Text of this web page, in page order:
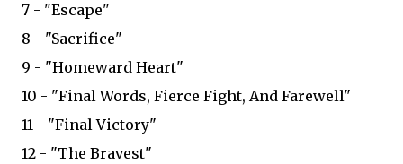
7 - "Escape"
8 - "Sacrifice"
9 - "Homeward Heart"
10 - "Final Words, Fierce Fight, And Farewell"
11 - "Final Victory"
12 - "The Bravest"